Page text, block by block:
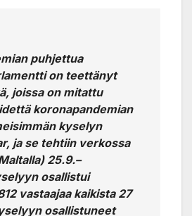
puhjettua
on teettänyt
joissa on mitattu
koronapandemian
kyselyn
ja se tehtiin verkossa
25.9.–
osallistui
vastaajaa kaikista 27
osallistuneet